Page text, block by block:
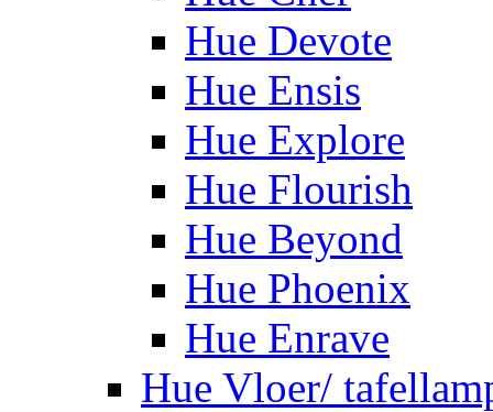
Hue Devote
Hue Ensis
Hue Explore
Hue Flourish
Hue Beyond
Hue Phoenix
Hue Enrave
Hue Vloer/